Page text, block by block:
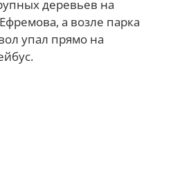
деревьев на
а возле парка
упал прямо на